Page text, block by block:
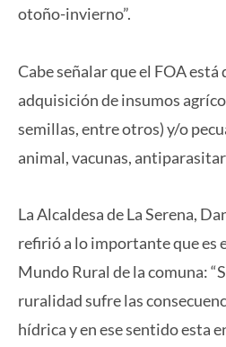
otoño-invierno”.
Cabe señalar que el FOA está
adquisición de insumos
semillas, entre otros) y/o
animal, vacunas,
La Alcaldesa de La Serena,
refirió a lo importante que es
Mundo Rural de la comuna:
ruralidad sufre las
hídrica y en ese sentido esta